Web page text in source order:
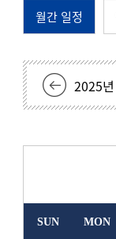
월간 일정
2025년
SUN MON